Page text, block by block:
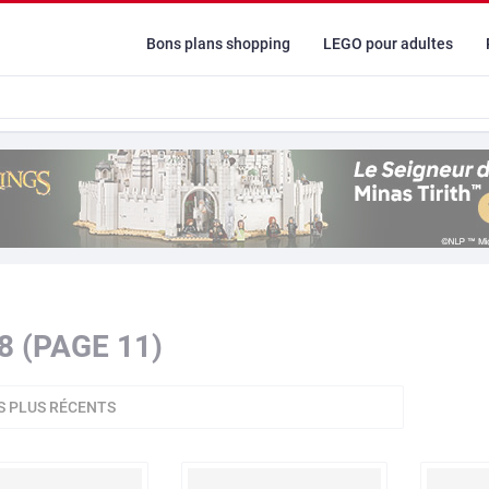
Bons plans shopping LEGO pour adultes
(PAGE 11)
PLUS RÉCENTS